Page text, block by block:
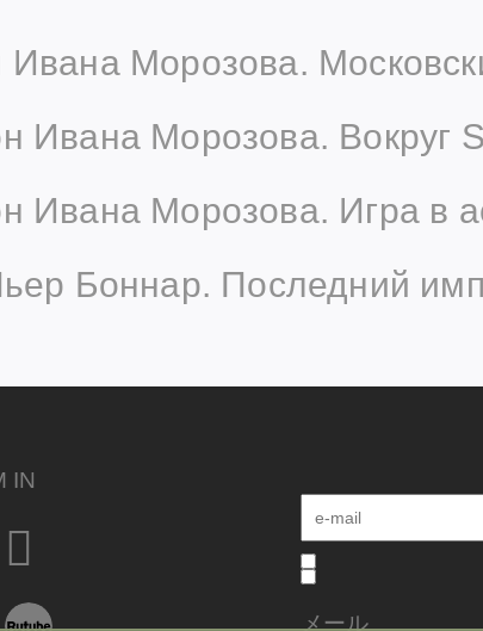
Морозова.
Ивана Морозова. Вокруг
Ивана Морозова. Игра в
Боннар. Последний
IN
メール